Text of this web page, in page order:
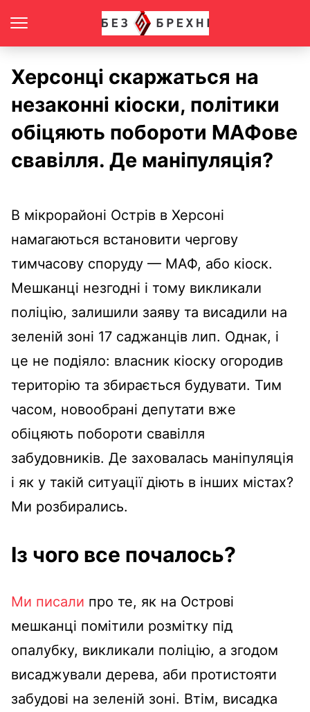
Херсонці скаржаться на
незаконні кіоски, політики
обіцяють побороти МАФове
свавілля. Де маніпуляція?
В мікрорайоні Острів в Херсоні
намагаються встановити чергову
тимчасову споруду — МАФ, або кіоск.
Мешканці незгодні і тому викликали
поліцію, залишили заяву та висадили на
зеленій зоні 17 саджанців лип. Однак, і
це не подіяло: власник кіоску огородив
територію та збирається будувати. Тим
часом, новообрані депутати вже
обіцяють побороти свавілля
забудовників. Де заховалась маніпуляція
і як у такій ситуації діють в інших містах?
Ми розбирались.
Із чого все почалось?
Ми писали про те, як на Острові
мешканці помітили розмітку під
опалубку, викликали поліцію, а згодом
висаджували дерева, аби протистояти
забудові на зеленій зоні. Втім, висадка